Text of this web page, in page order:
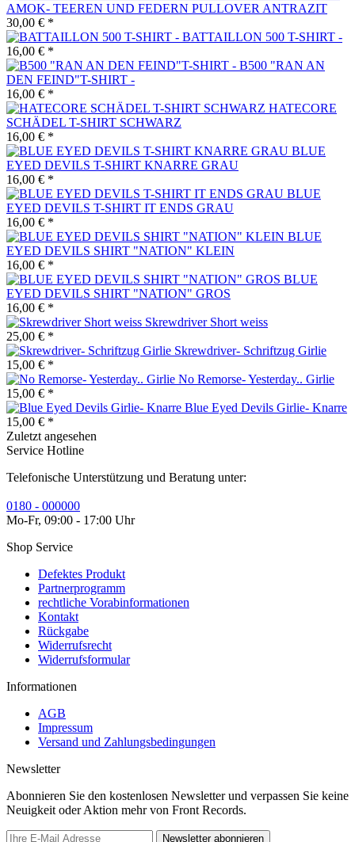
AMOK- TEEREN UND FEDERN PULLOVER ANTRAZIT
30,00 € *
BATTAILLON 500 T-SHIRT -
16,00 € *
B500 "RAN AN
DEN FEIND"T-SHIRT -
16,00 € *
HATECORE
SCHÄDEL T-SHIRT SCHWARZ
16,00 € *
BLUE
EYED DEVILS T-SHIRT KNARRE GRAU
16,00 € *
BLUE
EYED DEVILS T-SHIRT IT ENDS GRAU
16,00 € *
BLUE
EYED DEVILS SHIRT "NATION" KLEIN
16,00 € *
BLUE
EYED DEVILS SHIRT "NATION" GROS
16,00 € *
Skrewdriver Short weiss
25,00 € *
Skrewdriver- Schriftzug Girlie
15,00 € *
No Remorse- Yesterday.. Girlie
15,00 € *
Blue Eyed Devils Girlie- Knarre
15,00 € *
Zuletzt angesehen
Service Hotline
Telefonische Unterstützung und Beratung unter:
0180 - 000000
Mo-Fr, 09:00 - 17:00 Uhr
Shop Service
Defektes Produkt
Partnerprogramm
rechtliche Vorabinformationen
Kontakt
Rückgabe
Widerrufsrecht
Widerrufsformular
Informationen
AGB
Impressum
Versand und Zahlungsbedingungen
Newsletter
Abonnieren Sie den kostenlosen Newsletter und verpassen Sie keine
Neuigkeit oder Aktion mehr von Front Records.
Newsletter abonnieren